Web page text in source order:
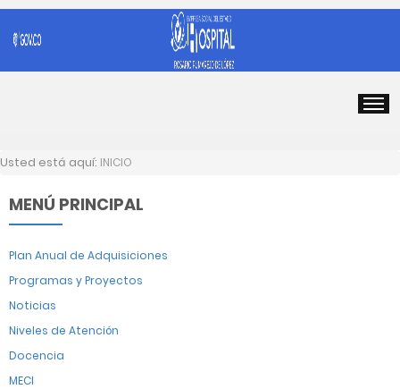
Usted está aquí: INICIO
MENÚ PRINCIPAL
Plan Anual de Adquisiciones
Programas y Proyectos
Noticias
Niveles de Atención
Docencia
MECI